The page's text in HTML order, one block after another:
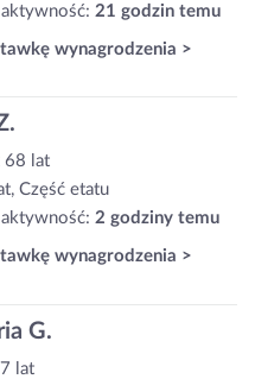
21 godzin temu
wynagrodzenia >
68 lat
Część etatu
2 godziny temu
wynagrodzenia >
G.
lat